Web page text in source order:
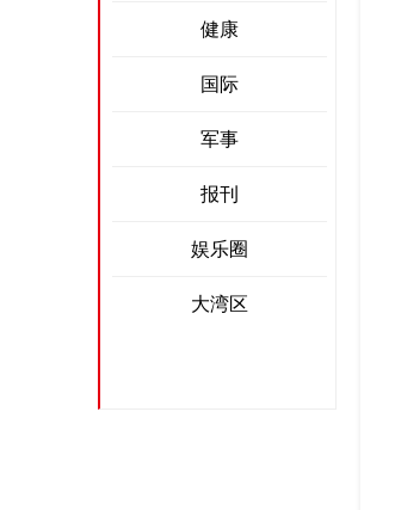
健康
国际
军事
报刊
娱乐圈
大湾区